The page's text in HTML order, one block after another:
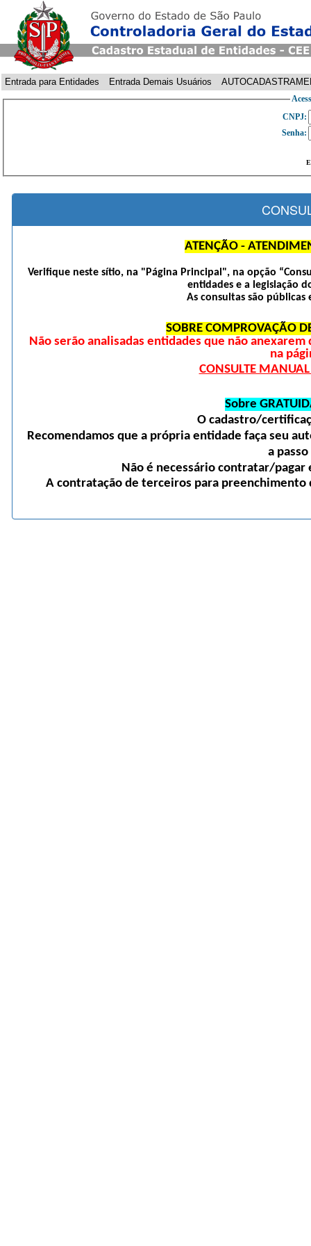
Entrada para Entidades Entrada Demais Usuários
CNPJ:
Senha:
ATENÇÃO -
Verifique neste sítio, na "Página Principal", na opção
entidades e a legislação
As consultas são públicas
SOBRE COMPROVAÇÃO
Não serão analisadas entidades que não
na
CONSULTE
Sobre
O cadastro/
Recomendamos que a própria entidade faça seu
a
Não é necessário contratar/
A contratação de terceiros para